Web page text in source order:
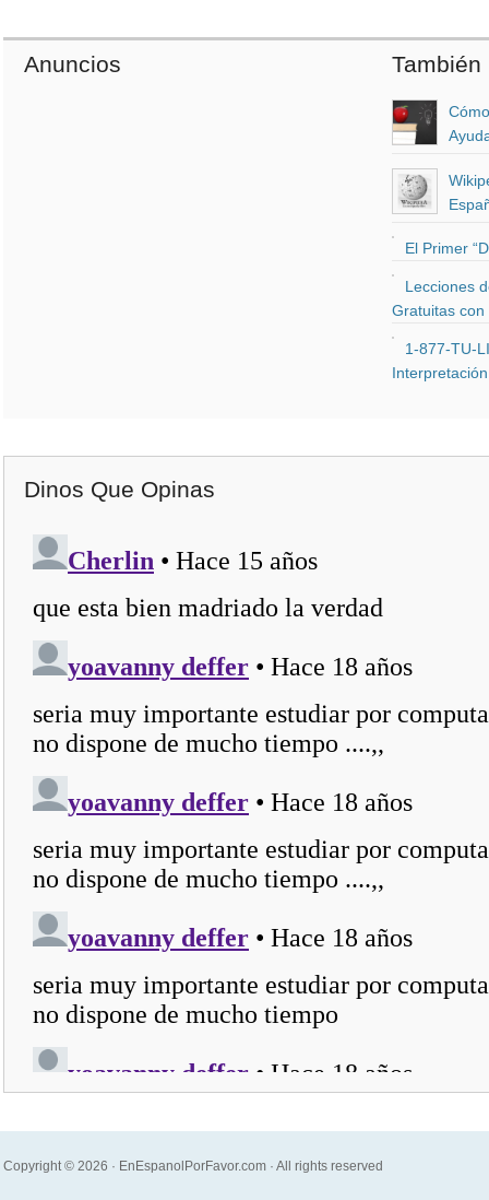
También
El Primer
Lecciones
Gratuitas con
1-877-TU-
Anuncios
Dinos Que Opinas
Copyright © 2026 · EnEspanolPorFavor.com · All rights reserved